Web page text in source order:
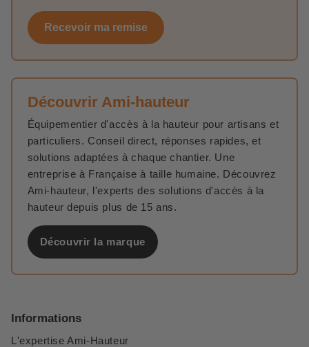
Recevoir ma remise
Découvrir Ami-hauteur
Équipementier d'accès à la hauteur pour artisans et
particuliers. Conseil direct, réponses rapides, et
solutions adaptées à chaque chantier. Une
entreprise à Française à taille humaine. Découvrez
Ami-hauteur, l'experts des solutions d'accès à la
hauteur depuis plus de 15 ans.
Découvrir la marque
Informations
L'expertise Ami-Hauteur